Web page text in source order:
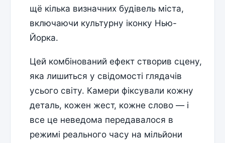
щё кілька визначних будівель міста,
включаючи культурну іконку Нью-
Йорка.
Цей комбінований ефект створив сцену,
яка лишиться у свідомості глядачів
усього світу. Камери фіксували кожну
деталь, кожен жест, кожне слово — і
все це неведома передавалося в
режимі реального часу на мільйони